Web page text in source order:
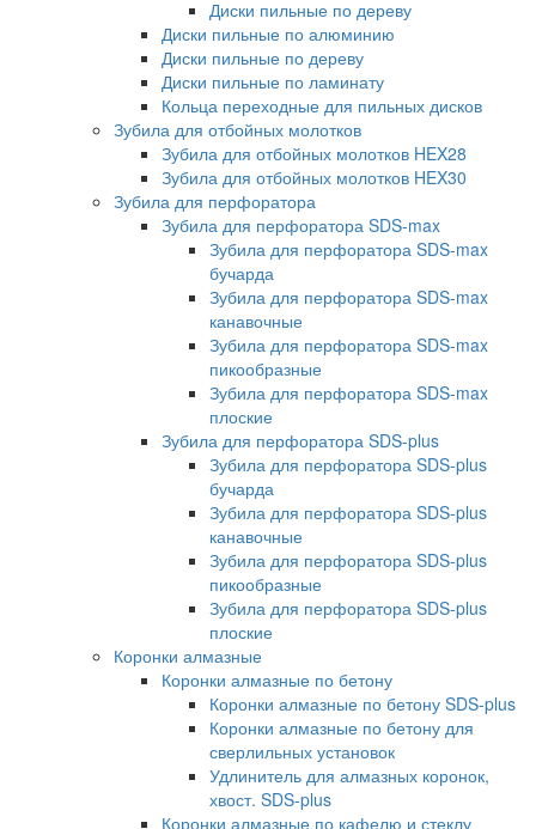
Диски пильные по дереву
Диски пильные по алюминию
Диски пильные по дереву
Диски пильные по ламинату
Кольца переходные для пильных дисков
Зубила для отбойных молотков
Зубила для отбойных молотков HEX28
Зубила для отбойных молотков HEX30
Зубила для перфоратора
Зубила для перфоратора SDS-max
Зубила для перфоратора SDS-max
бучарда
Зубила для перфоратора SDS-max
канавочные
Зубила для перфоратора SDS-max
пикообразные
Зубила для перфоратора SDS-max
плоские
Зубила для перфоратора SDS-plus
Зубила для перфоратора SDS-plus
бучарда
Зубила для перфоратора SDS-plus
канавочные
Зубила для перфоратора SDS-plus
пикообразные
Зубила для перфоратора SDS-plus
плоские
Коронки алмазные
Коронки алмазные по бетону
Коронки алмазные по бетону SDS-plus
Коронки алмазные по бетону для
сверлильных установок
Удлинитель для алмазных коронок,
хвост. SDS-plus
Коронки алмазные по кафелю и стеклу